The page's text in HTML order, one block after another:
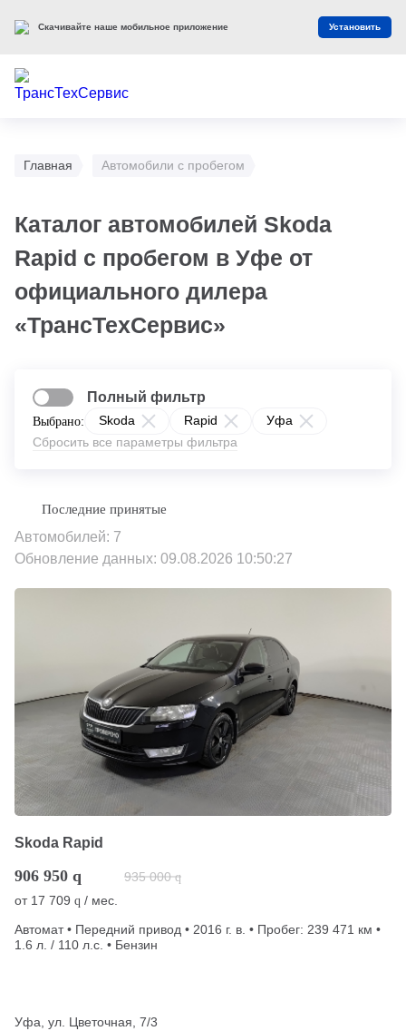
Главная Автомобили с пробегом
Каталог автомобилей Skoda
Rapid с пробегом в Уфе от
официального дилера
«ТрансТехСервис»
Выбрано: Skoda Rapid
Уфа
Сбросить все параметры фильтра
Полный фильтр
Автомобилей: 7
Обновление данных: 09.08.2026 10:50:27
Skoda Rapid
906 950 q 935 000 q
от 17 709 q / мес.
Автомат • Передний привод • 2016 г. в. • Пробег: 239 471 км •
1.6 л. / 110 л.с. • Бензин
Уфа, ул. Цветочная, 7/3
Скачивайте наше мобильное приложение Установить